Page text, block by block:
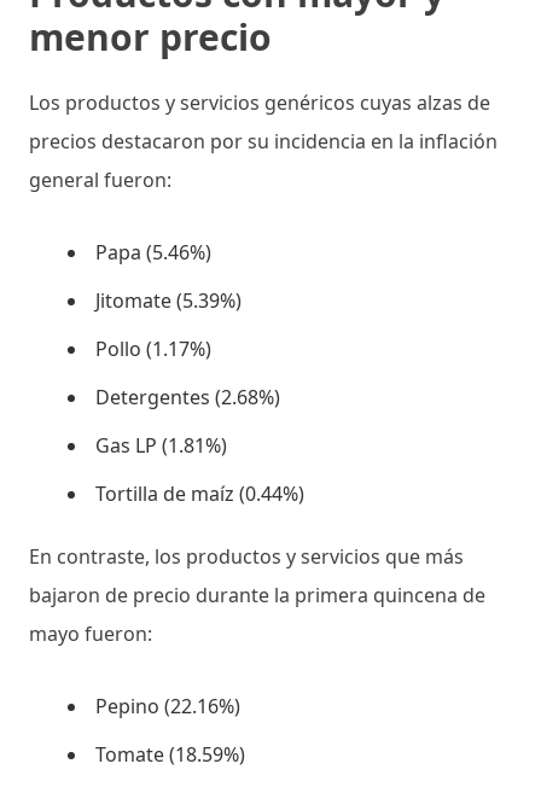
menor precio
Los productos y servicios genéricos cuyas alzas de
precios destacaron por su incidencia en la inflación
general fueron:
Papa (5.46%)
Jitomate (5.39%)
Pollo (1.17%)
Detergentes (2.68%)
Gas LP (1.81%)
Tortilla de maíz (0.44%)
En contraste, los productos y servicios que más
bajaron de precio durante la primera quincena de
mayo fueron:
Pepino (22.16%)
Tomate (18.59%)